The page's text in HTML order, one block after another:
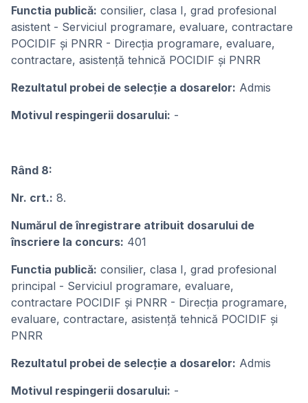
Functia publică: consilier, clasa I, grad profesional
asistent - Serviciul programare, evaluare, contractare
POCIDIF și PNRR - Direcția programare, evaluare,
contractare, asistență tehnică POCIDIF și PNRR
Rezultatul probei de selecție a dosarelor: Admis
Motivul respingerii dosarului: -
Rând 8:
Nr. crt.: 8.
Numărul de înregistrare atribuit dosarului de
înscriere la concurs: 401
Functia publică: consilier, clasa I, grad profesional
principal - Serviciul programare, evaluare,
contractare POCIDIF și PNRR - Direcția programare,
evaluare, contractare, asistență tehnică POCIDIF și
PNRR
Rezultatul probei de selecție a dosarelor: Admis
Motivul respingerii dosarului: -